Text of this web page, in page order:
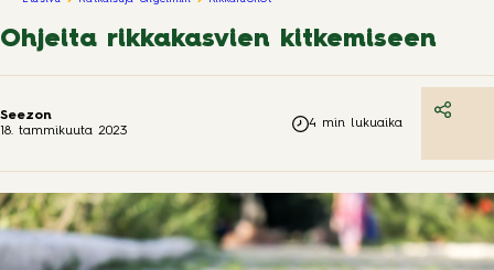
Ohjeita rikkakasvien kitkemiseen
Seezon
18. tammikuuta 2023
4 min lukuaika